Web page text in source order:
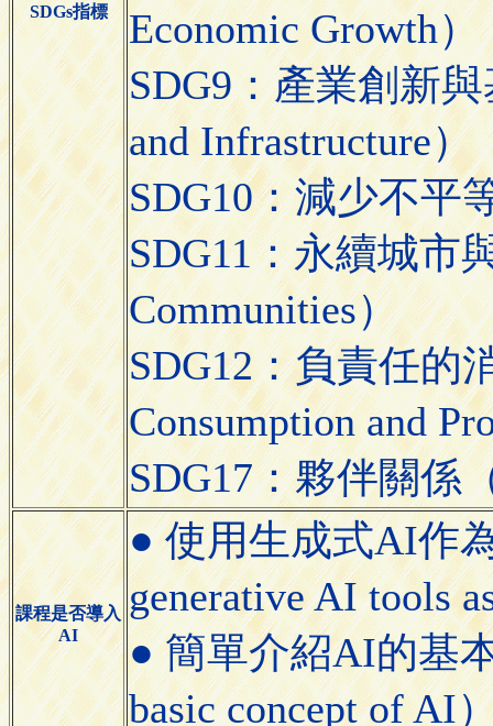
SDGs指標
Economic Growth）
SDG9：產業創新
and Infrastructure）
SDG10：減少不平
SDG11：永續城市
Communities）
SDG12：負責任的
Consumption and
SDG17：夥伴關係
課程是否導入
AI
● 使用生成式AI作
generative AI tools
● 簡單介紹AI的基
basic concept of AI